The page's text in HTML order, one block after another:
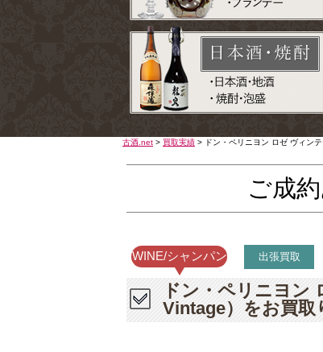
古酒.net > 買取実績 > ドン・ペリニヨン ロゼ ヴィン
ご成
WINE/シャンパン 出張買取
ドン・ペリニヨン
Vintage）をお買取